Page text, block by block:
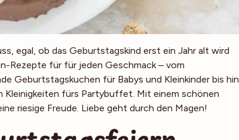
egal, ob das Geburtstagskind erst ein Jahr alt wird
Rezepte für für jeden Geschmack – vom
Geburtstagskuchen für Babys und Kleinkinder bis hin
Kleinigkeiten fürs Partybuffet. Mit einem schönen
riesige Freude. Liebe geht durch den Magen!